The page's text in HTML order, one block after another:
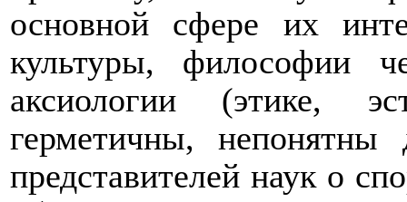
основной сфере их
культуры, философии
аксиологии (этике,
герметичны,
представителей наук о